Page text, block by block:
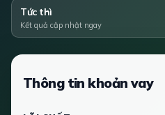
Tức thì
Kết quả cập nhật ngay
Thông tin khoản vay